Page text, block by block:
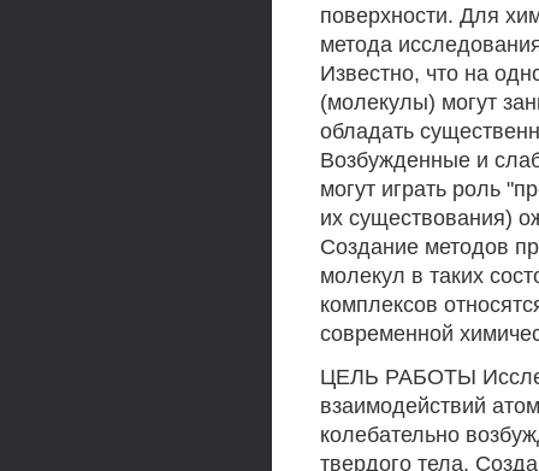
поверхности. Для
метода
Известно, что на
(молекулы) могут
обладать
Возбужденные и
могут играть роль
их существования)
Создание методов
молекул в таких
комплексов
современной
ЦЕЛЬ РАБОТЫ
взаимодействий
колебательно
твердого тела.